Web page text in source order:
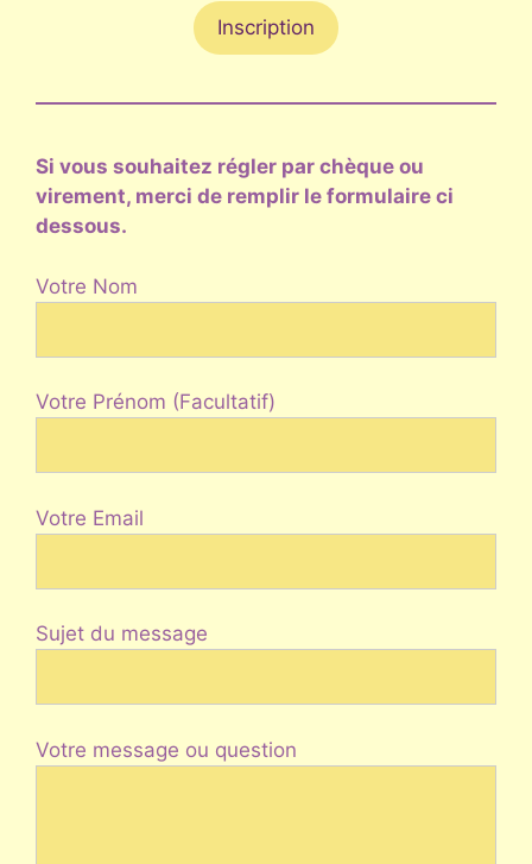
Inscription
Si vous souhaitez régler par chèque ou
virement, merci de remplir le formulaire ci
dessous.
Votre Nom
Votre Prénom (Facultatif)
Votre Email
Sujet du message
Votre message ou question